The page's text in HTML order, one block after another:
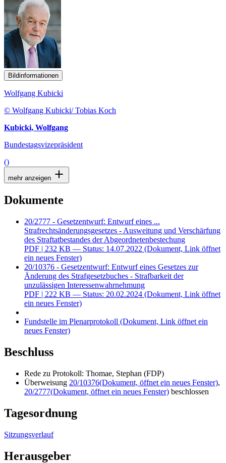
Bildinformationen
Wolfgang Kubicki
© Wolfgang Kubicki/ Tobias Koch
Kubicki, Wolfgang
Bundestagsvizepräsident
()
mehr anzeigen
Dokumente
20/2777 - Gesetzentwurf: Entwurf eines ...
Strafrechtsänderungsgesetzes - Ausweitung und Verschärfung
des Straftatbestandes der Abgeordnetenbestechung
PDF | 232 KB — Status: 14.07.2022 (Dokument, Link öffnet
ein neues Fenster)
20/10376 - Gesetzentwurf: Entwurf eines Gesetzes zur
Änderung des Strafgesetzbuches - Strafbarkeit der
unzulässigen Interessenwahrnehmung
PDF | 222 KB — Status: 20.02.2024 (Dokument, Link öffnet
ein neues Fenster)
Fundstelle im Plenarprotokoll (Dokument, Link öffnet ein
neues Fenster)
Beschluss
Rede zu Protokoll: Thomae, Stephan (FDP)
Überweisung 20/10376(Dokument, öffnet ein neues Fenster),
20/2777(Dokument, öffnet ein neues Fenster) beschlossen
Tagesordnung
Sitzungsverlauf
Herausgeber